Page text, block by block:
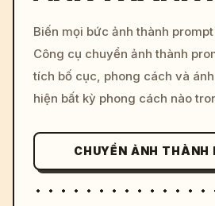
c,
Biến mọi bức ảnh thành
Công cụ chuyển ảnh thành
tích bố cục, phong cách và
hiện bất kỳ phong cách nào
CHUYỂN ẢNH THÀNH